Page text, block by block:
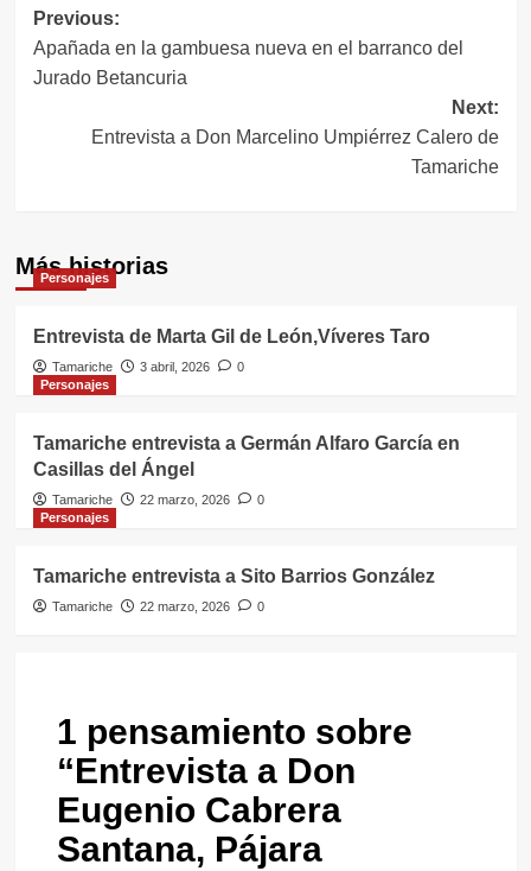
Navegación
de
Previous:
Apañada en la gambuesa nueva en el barranco del
Jurado Betancuria
Next:
Entrevista a Don Marcelino Umpiérrez Calero de
Tamariche
Más historias
Personajes
Entrevista de Marta Gil de León,Víveres Taro
Tamariche 3 abril, 2026
0
Personajes
Tamariche entrevista a Germán Alfaro García en
Casillas del Ángel
Tamariche 22 marzo, 2026
0
Personajes
Tamariche entrevista a Sito Barrios González
Tamariche 22 marzo, 2026 0
1 pensamiento sobre
“Entrevista a Don
Eugenio Cabrera
Santana, Pájara